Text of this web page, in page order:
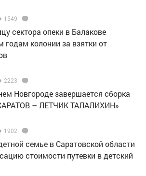
1549
сектора опеки в Балакове
годам колонии за взятки от
2223
Новгороде завершается сборка
– ЛЕТЧИК ТАЛАЛИХИН»
1902
семье в Саратовской области
стоимости путевки в детский